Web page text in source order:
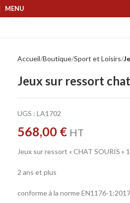
MENU
Accueil Boutique Sport et Loisirs
Jeux sur ressort
UGS : LA1702
568,00 € HT
Jeux sur ressort « CHAT SOURIS »
2 ans et plus
conforme à la norme EN1176-1:2017